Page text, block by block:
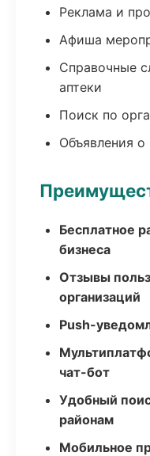
Реклама и
Афиша
Справочные
аптеки
Поиск по
Объявления о
Бесплатное
бизнеса
Отзывы
организаций
Push-
чат-бот
Удобный
районам
Мобильное